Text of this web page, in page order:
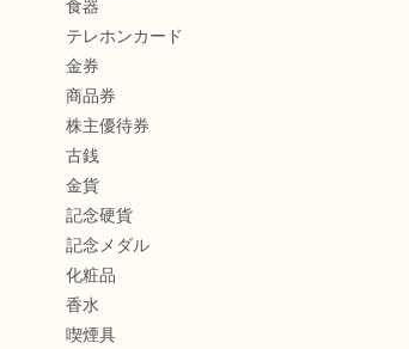
テレホンカード
金券
商品券
株主優待券
古銭
金貨
記念硬貨
記念メダル
化粧品
香水
喫煙具